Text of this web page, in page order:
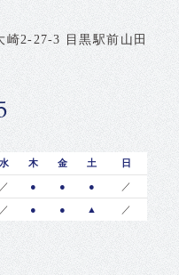
2-27-3 目黒駅前山田
水 木 金 土 日
／ ● ● ● ／
／ ● ● ▲ ／